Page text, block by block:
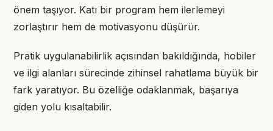
önem taşıyor. Katı bir program hem ilerlemeyi
zorlaştırır hem de motivasyonu düşürür.
Pratik uygulanabilirlik açısından bakıldığında, hobiler
ve ilgi alanları sürecinde zihinsel rahatlama büyük bir
fark yaratıyor. Bu özelliğe odaklanmak, başarıya
giden yolu kısaltabilir.